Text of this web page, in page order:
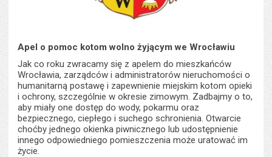
Apel o pomoc kotom wolno żyjącym we Wrocławiu
Jak co roku zwracamy się z apelem do mieszkańców
Wrocławia, zarządców i administratorów nieruchomości o
humanitarną postawę i zapewnienie miejskim kotom opieki
i ochrony, szczególnie w okresie zimowym. Zadbajmy o to,
aby miały one dostęp do wody, pokarmu oraz
bezpiecznego, ciepłego i suchego schronienia. Otwarcie
choćby jednego okienka piwnicznego lub udostępnienie
innego odpowiedniego pomieszczenia może uratować im
życie.